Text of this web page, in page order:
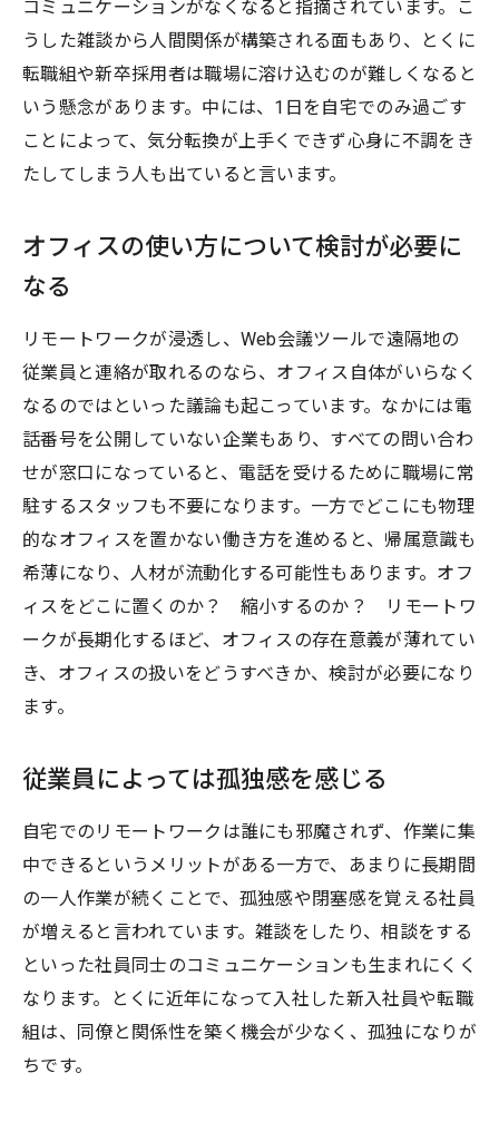
コミュニケーションがなくなると指摘されています。こ
うした雑談から人間関係が構築される面もあり、とくに
転職組や新卒採用者は職場に溶け込むのが難しくなると
いう懸念があります。中には、1日を自宅でのみ過ごす
ことによって、気分転換が上手くできず心身に不調をき
たしてしまう人も出ていると言います。
オフィスの使い方について検討が必要に
なる
リモートワークが浸透し、Web会議ツールで遠隔地の
従業員と連絡が取れるのなら、オフィス自体がいらなく
なるのではといった議論も起こっています。なかには電
話番号を公開していない企業もあり、すべての問い合わ
せが窓口になっていると、電話を受けるために職場に常
駐するスタッフも不要になります。一方でどこにも物理
的なオフィスを置かない働き方を進めると、帰属意識も
希薄になり、人材が流動化する可能性もあります。オフ
ィスをどこに置くのか？ 縮小するのか？ リモートワ
ークが長期化するほど、オフィスの存在意義が薄れてい
き、オフィスの扱いをどうすべきか、検討が必要になり
ます。
従業員によっては孤独感を感じる
自宅でのリモートワークは誰にも邪魔されず、作業に集
中できるというメリットがある一方で、あまりに長期間
の一人作業が続くことで、孤独感や閉塞感を覚える社員
が増えると言われています。雑談をしたり、相談をする
といった社員同士のコミュニケーションも生まれにくく
なります。とくに近年になって入社した新入社員や転職
組は、同僚と関係性を築く機会が少なく、孤独になりが
ちです。